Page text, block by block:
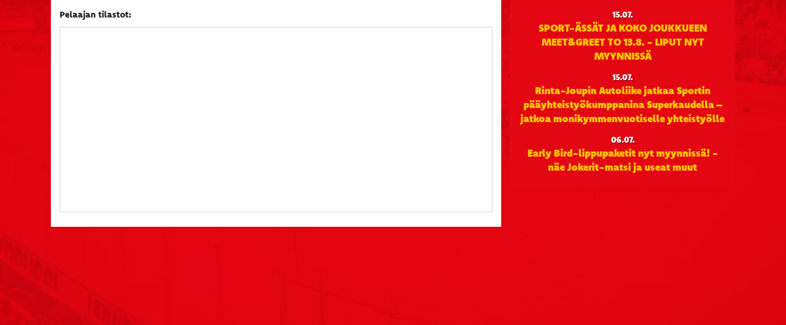
Pelaajan tilastot: 15.07.
SPORT-ÄSSÄT JA KOKO JOUKKUEEN
MEET&GREET TO 13.8. - LIPUT NYT
MYYNNISSÄ
15.07.
Rinta-Joupin Autoliike jatkaa Sportin
pääyhteistyökumppanina Superkaudella –
jatkoa monikymmenvuotiselle yhteistyölle
06.07.
Early Bird-lippupaketit nyt myynnissä! -
näe Jokerit-matsi ja useat muut